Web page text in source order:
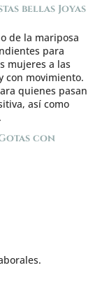
bellas Joyas
de la mariposa
para
mujeres a las
con movimiento.
quienes pasan
así como
con